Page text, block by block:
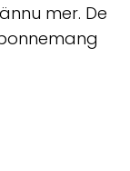
mer. De